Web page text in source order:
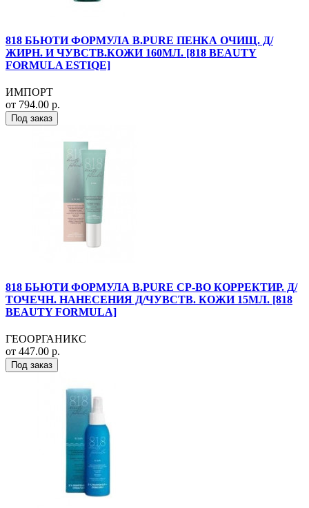
818 БЬЮТИ ФОРМУЛА B.PURE ПЕНКА ОЧИЩ. Д/
ЖИРН. И ЧУВСТВ.КОЖИ 160МЛ. [818 BEAUTY
FORMULA ESTIQE]
ИМПОРТ
от 794.00 р.
Под заказ
818 БЬЮТИ ФОРМУЛА B.PURE СР-ВО КОРРЕКТИР. Д/
ТОЧЕЧН. НАНЕСЕНИЯ Д/ЧУВСТВ. КОЖИ 15МЛ. [818
BEAUTY FORMULA]
ГЕООРГАНИКС
от 447.00 р.
Под заказ